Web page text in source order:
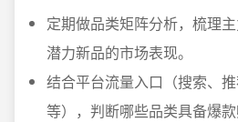
定期做品类矩阵分析，梳理
潜力新品的市场表现。
结合平台流量入口（搜索、
等），判断哪些品类具备爆款